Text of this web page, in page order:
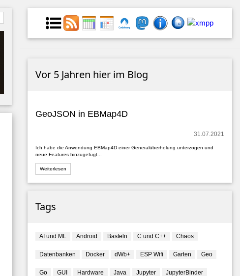
Vor 5 Jahren hier im Blog
GeoJSON in EBMap4D
31.07.2021
Ich habe die Anwendung EBMap4D einer Generalüberholung unterzogen und
neue Features hinzugefügt...
Weiterlesen
Tags
AI und ML Android Basteln C und C++ Chaos
Datenbanken Docker dWb+ ESP Wifi Garten Geo
Go GUI Hardware Java Jupyter JupyterBinder